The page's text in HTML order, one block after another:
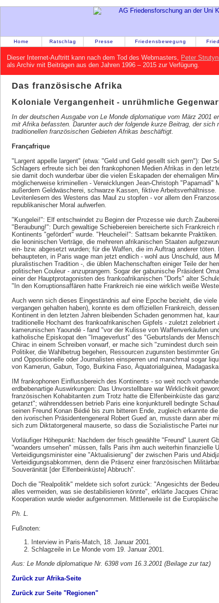
Home Ratschlag Presse Friedensbewegung
Dieser Internet-Auftritt kann nach dem Tod des Webmasters, Peter
als Archiv mit Beiträgen aus den Jahren 1996 – 2015 zur Verfügung.
Das französische Afrika
Koloniale Vergangenheit - unrühmliche
In der deutschen Ausgabe von Le Monde diplomatique vom März 2001
mit Afrika befassten. Darunter auch der folgende kurze Beitrag, der
traditionellen französischen Gebieten Afrikas beschäftigt.
Françafrique
"Largent appelle largent" (etwa: "Geld und Geld gesellt sich gern"): Der
Schlagers erfreute sich bei den frankophonen Medien Afrikas in den
sie damit doch wunderbar über die vielen Eskapaden der ehemaligen
möglicherweise kriminellen - Verwicklungen Jean-Christoph "Papamadi"
außerdem Geldwäscherei, schwarze Kassen, fiktive
Levitenlesern des Westens das Maul zu stopfen - vor allem den
republikanischer Moral aufwerfen.
"Kungelei!": Elf entschwindet zu Beginn der Prozesse wie durch
"Beraubung!": Durch gewaltige Schiebereien bereicherte sich
Kontinents "gefördert" wurde. "Heuchelei!": Sattsam bekannte
die leoninischen Verträge, die mehreren afrikanischen Staaten
ein- bzw. abgesetzt wurden; für die Waffen, die im Auftrag anderer
behaupteten, in Paris wage man jetzt endlich - wohl aus Unschuld, aus
pluralistischen Tradition -, die üblen Machenschaften einiger Teile der
politischen Couleur - anzuprangern. Sogar der gabunische Präsident
einer der Hauptprotagonisten des frankoafrikanischen "Dorfs" alter
"In den Korruptionsaffären hatte Frankreich nie eine wirklich weiße
Auch wenn sich dieses Eingeständnis auf eine Epoche bezieht, die viele
vergangen gehalten haben), konnte es dem offiziellen Frankreich,
Kontinent in den letzten Jahren bleibenden Schaden genommen hat,
traditionelle Hochamt des frankoafrikanischen Gipfels - zuletzt zelebriert
kamerunischen Yaoundé - fand "vor der Kulisse von Waffenverkäufen
katholische Episkopat den "Imageverlust" des "Geburtslands der
Chirac in einem Schreiben vorwarf, er mache sich "zumindest durch
Politiker, die Wahlbetrug begehen, Ressourcen zugunsten bestimmter
und Oppositionelle oder Journalisten einsperren und manchmal sogar
von Kamerun, Gabun, Togo, Burkina Faso, Äquatorialguinea,
IM frankophonen Einflussbereich des Kontinents - so weit noch
erdbebenartige Auswirkungen: Das Unvorstellbare war Wirklichkeit
französischen Kohabitanten zum Trotz hatte die Elfenbeinküste das
getanzt"; währenddessen betrieb Paris eine konjunkturell bedingte
seinen Freund Konan Bédié bis zum bitteren Ende, zugleich erkannte
den ivorischen Präsidentengeneral Robert Gueď an, musste dann aber
sich zum Diktatorgeneral mauserte, so dass die Sozialistische Partei
Vorläufiger Höhepunkt: Nachdem der frisch gewählte "Freund" Laurent
"woanders umsehen" müssen, falls Paris ihm auch weiterhin finanzielle
Verteidigungsminister eine "Aktualisierung" der zwischen Paris und
Verteidigungsabkommen, denn die Präsenz einer französischen
Souveränität [der Elfenbeinküste] Abbruch".
Doch die "Realpolitik" meldete sich sofort zurück: "Angesichts der
alles vermeiden, was sie destabilisieren könnte", erklärte Jacques
Kooperation wurde wieder aufgenommen. Mittlerweile ist die
Ph. L.
Fußnoten:
Interview in Paris-Match, 18. Januar 2001.
Schlagzeile in Le Monde vom 19. Januar 2001.
Aus: Le Monde diplomatique Nr. 6398 vom 16.3.2001 (Beilage zur taz)
Zurück zur Afrika-Seite
Zurück zur Seite "Regionen"